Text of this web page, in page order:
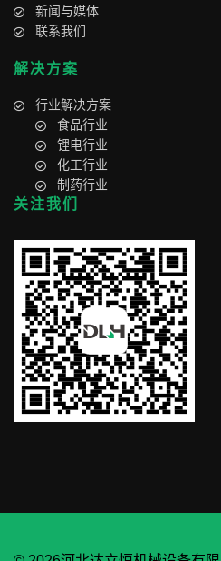
新闻与媒体
联系我们
解决方案
行业解决方案
食品行业
锂电行业
化工行业
制药行业
关注我们